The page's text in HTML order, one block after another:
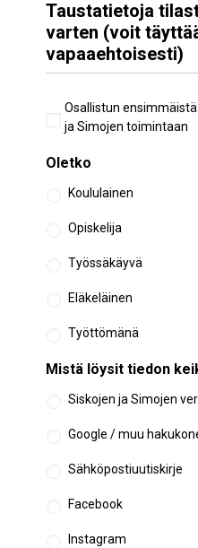
Taustatietoja
varten (voit
vapaaehtoisesti)
Aiempi
osallistuminen
Osallistun
ja Simojen toimintaan
Oletko
Koululainen
Opiskelija
Työssäkäyvä
Eläkeläinen
Työttömänä
Mistä löysit tiedon
Siskojen ja Simojen
Google / muu
Sähköpostiuutiskirje
Facebook
Instagram